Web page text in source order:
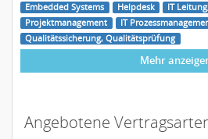
Embedded Systems
Helpdesk
IT
Projektmanagement
IT
Qualitätssicherung, Qualitätsprüfung
Mehr
Angebotene